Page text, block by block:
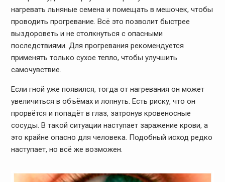
нагревать льняные семена и помещать в мешочек, чтобы
проводить прогревание. Всё это позволит быстрее
выздороветь и не столкнуться с опасными
последствиями. Для прогревания рекомендуется
применять только сухое тепло, чтобы улучшить
самочувствие.
Если гной уже появился, тогда от нагревания он может
увеличиться в объёмах и лопнуть. Есть риску, что он
прорвётся и попадёт в глаз, затронув кровеносные
сосуды. В такой ситуации наступает заражение крови, а
это крайне опасно для человека. Подобный исход редко
наступает, но всё же возможен.